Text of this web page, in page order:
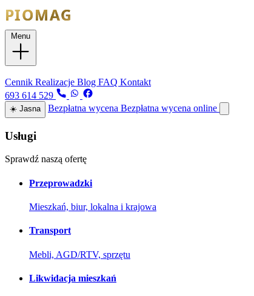
Cennik Realizacje Blog FAQ Kontakt
693 614 529
☀️ Jasna Bezpłatna wycena Bezpłatna wycena online
Usługi
Sprawdź naszą ofertę
Przeprowadzki
Mieszkań, biur, lokalna i krajowa
Transport
Mebli, AGD/RTV, sprzętu
Likwidacja mieszkań